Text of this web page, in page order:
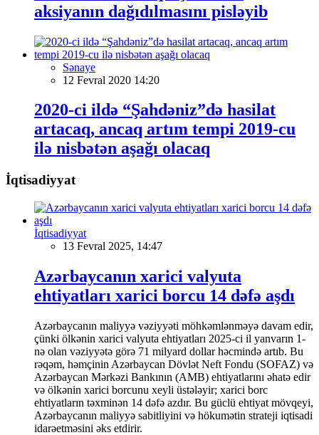
aksiyanın dağıdılmasını pisləyib
Sənaye
12 Fevral 2020 14:20
2020-ci ildə “Şahdəniz”də hasilat
artacaq, ancaq artım tempi 2019-cu
ilə nisbətən aşağı olacaq
İqtisadiyyat
İqtisadiyyat
13 Fevral 2025, 14:47
Azərbaycanın xarici valyuta
ehtiyatları xarici borcu 14 dəfə aşdı
Azərbaycanın maliyyə vəziyyəti möhkəmlənməyə davam edir,
çünki ölkənin xarici valyuta ehtiyatları 2025-ci il yanvarın 1-
nə olan vəziyyətə görə 71 milyard dollar həcmində artıb. Bu
rəqəm, həmçinin Azərbaycan Dövlət Neft Fondu (SOFAZ) və
Azərbaycan Mərkəzi Bankının (AMB) ehtiyatlarını əhatə edir
və ölkənin xarici borcunu xeyli üstələyir; xarici borc
ehtiyatların təxminən 14 dəfə azdır. Bu güclü ehtiyat mövqeyi,
Azərbaycanın maliyyə sabitliyini və hökumətin strateji iqtisadi
idarəetməsini əks etdirir.